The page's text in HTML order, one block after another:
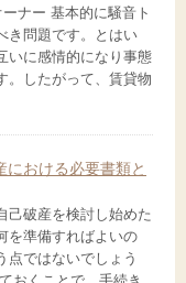
ナー 基本的に騒音ト
き問題です。とはい
いに感情的になり事態
。したがって、賃貸物
における必要書類と
己破産を検討し始めた
を準備すればよいの
点ではないでしょう